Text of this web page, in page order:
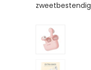
zweetbestendig